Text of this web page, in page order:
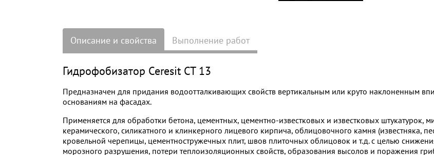
Описание и свойства Выполнение работ
Гидрофобизатор Ceresit CT 13
Предназначен для придания водоотталкивающих свойств вертикальным или круто наклоненным
основаниям на фасадах.
Применяется для обработки бетона, цементных, цементно-известковых и известковых штукатурок,
керамического, силикатного и клинкерного лицевого кирпича, облицовочного камня (известняка,
кровельной черепицы, цементностружечных плит, швов плиточных облицовок и т.д. с целью
морозного разрушения, потери теплоизоляционных свойств, образования высолов и поражения